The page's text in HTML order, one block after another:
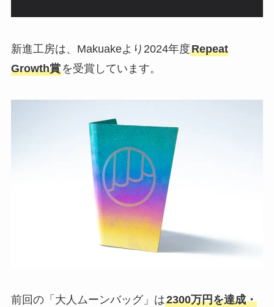
新進工房は、Makuakeより2024年度Repeat
Growth賞を受賞しています。
前回の「大人ムーンバッグ」は2300万円を達成・